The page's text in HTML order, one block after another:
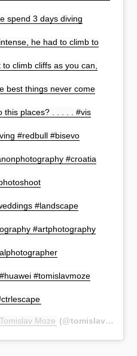
spend 3 days diving
he had to climb to
climb cliffs as you can,
best things never come
this places? . . . . . #vis
#redbull #bisevo
#croatia
#landscape
#artphotography
#tomislavmoze
Tomislav Moze (@tomislavmoze) op